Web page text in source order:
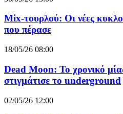
Mix-τουρλού: Οι νέες
που πέρασε
18/05/26 08:00
Dead Moon: Το χρονικό
στιγμάτισε το underground
02/05/26 12:00